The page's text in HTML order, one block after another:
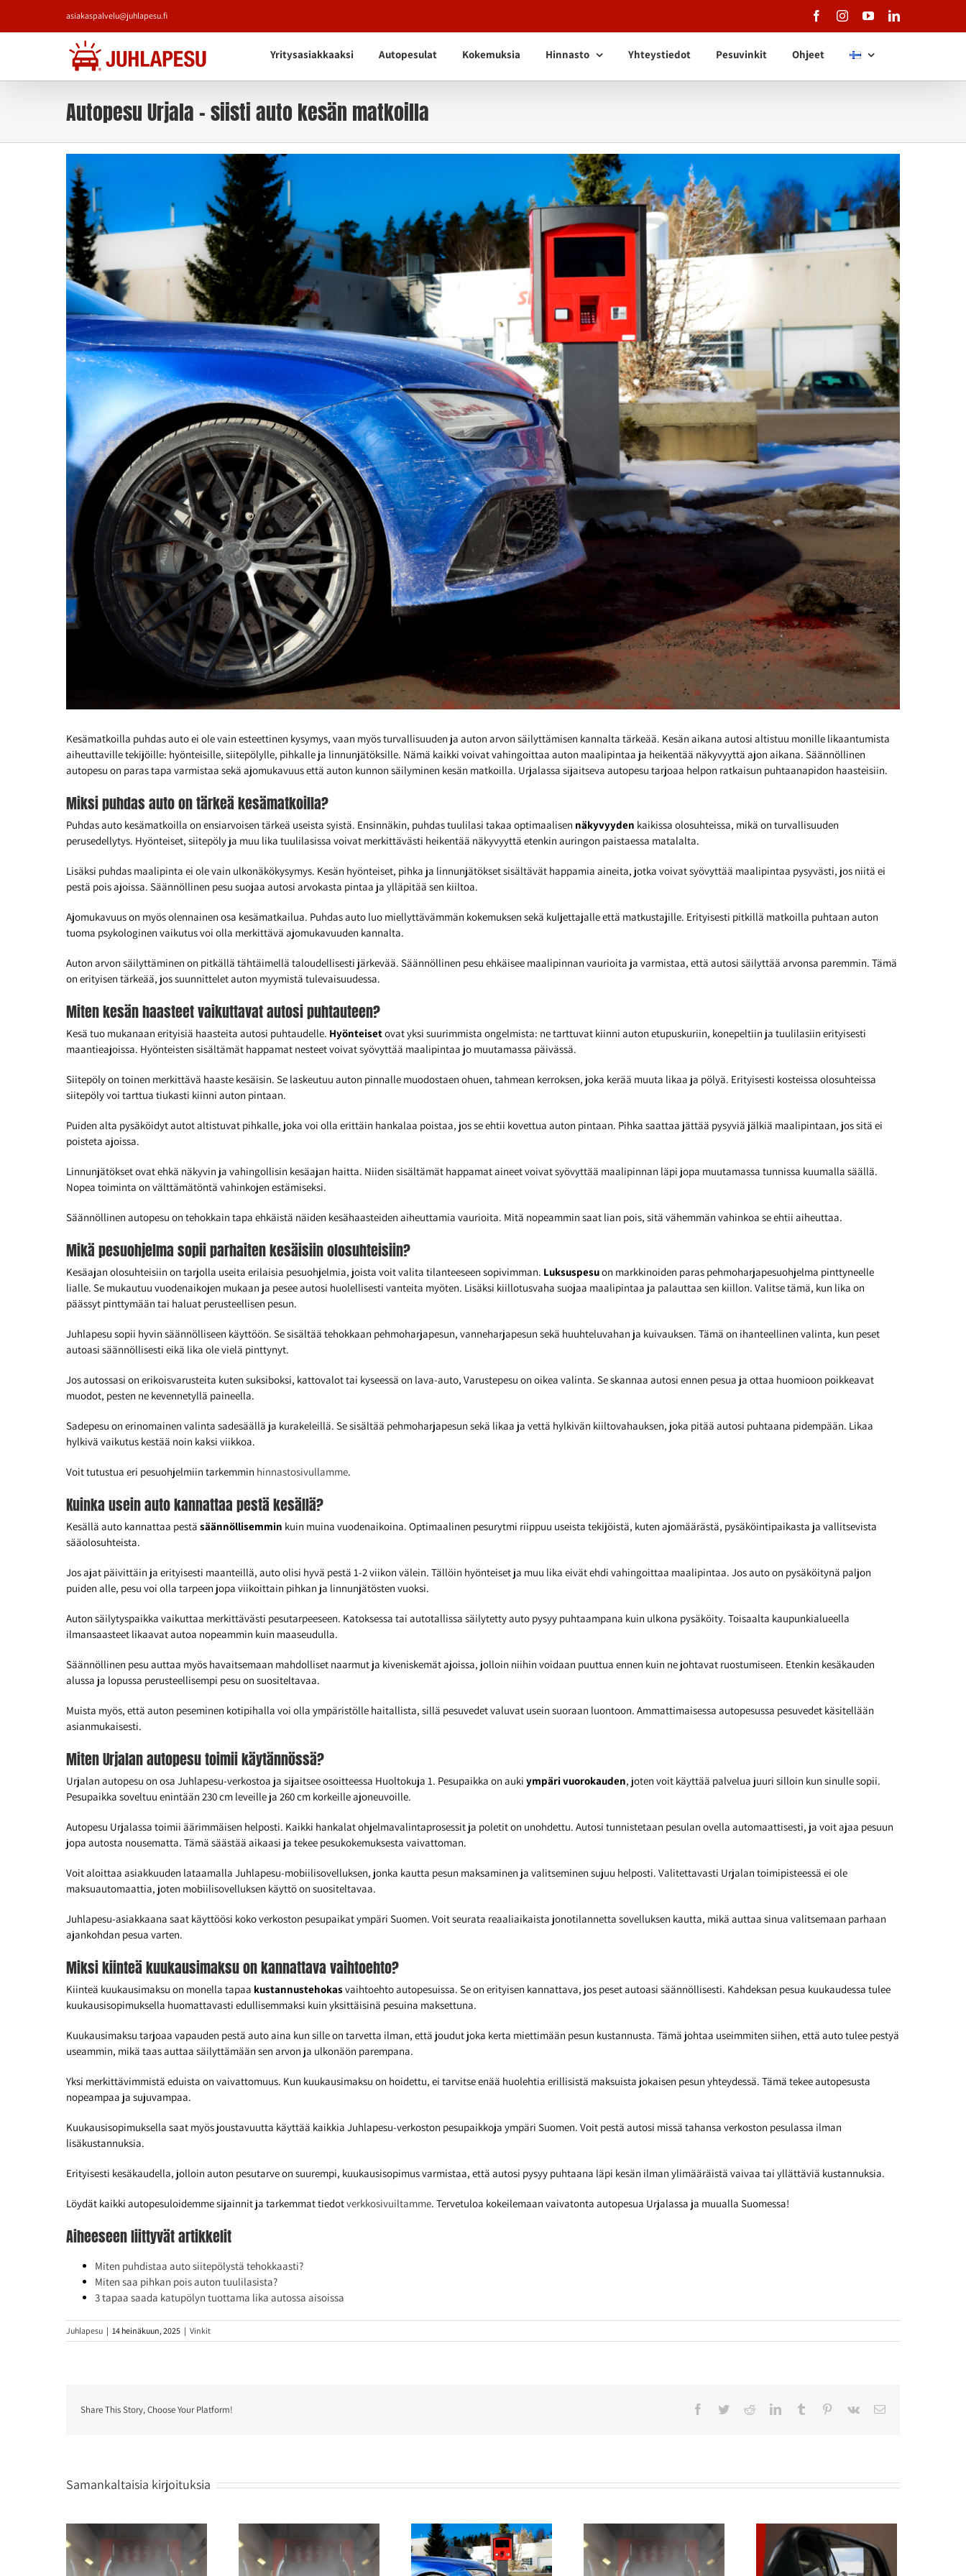
asiakaspalvelu@juhlapesu.fi FacebookInstagramYouTubeLinkedIn
Yritysasiakkaaksi Autopesulat Kokemuksia Hinnasto Yhteystiedot Pesuvinkit Ohjeet
Autopesu Urjala – siisti auto kesän matkoilla
Katso
kuvaa
isompana
Kesämatkoilla puhdas auto ei ole vain esteettinen kysymys, vaan myös turvallisuuden ja auton arvon säilyttämisen kannalta tärkeää. Kesän aikana autosi altistuu monille likaantumista
aiheuttaville tekijöille: hyönteisille, siitepölylle, pihkalle ja linnunjätöksille. Nämä kaikki voivat vahingoittaa auton maalipintaa ja heikentää näkyvyyttä ajon aikana. Säännöllinen
autopesu on paras tapa varmistaa sekä ajomukavuus että auton kunnon säilyminen kesän matkoilla. Urjalassa sijaitseva autopesu tarjoaa helpon ratkaisun puhtaanapidon haasteisiin.
Miksi puhdas auto on tärkeä kesämatkoilla?
Puhdas auto kesämatkoilla on ensiarvoisen tärkeä useista syistä. Ensinnäkin, puhdas tuulilasi takaa optimaalisen näkyvyyden kaikissa olosuhteissa, mikä on turvallisuuden
perusedellytys. Hyönteiset, siitepöly ja muu lika tuulilasissa voivat merkittävästi heikentää näkyvyyttä etenkin auringon paistaessa matalalta.
Lisäksi puhdas maalipinta ei ole vain ulkonäkökysymys. Kesän hyönteiset, pihka ja linnunjätökset sisältävät happamia aineita, jotka voivat syövyttää maalipintaa pysyvästi, jos niitä ei
pestä pois ajoissa. Säännöllinen pesu suojaa autosi arvokasta pintaa ja ylläpitää sen kiiltoa.
Ajomukavuus on myös olennainen osa kesämatkailua. Puhdas auto luo miellyttävämmän kokemuksen sekä kuljettajalle että matkustajille. Erityisesti pitkillä matkoilla puhtaan auton
tuoma psykologinen vaikutus voi olla merkittävä ajomukavuuden kannalta.
Auton arvon säilyttäminen on pitkällä tähtäimellä taloudellisesti järkevää. Säännöllinen pesu ehkäisee maalipinnan vaurioita ja varmistaa, että autosi säilyttää arvonsa paremmin. Tämä
on erityisen tärkeää, jos suunnittelet auton myymistä tulevaisuudessa.
Miten kesän haasteet vaikuttavat autosi puhtauteen?
Kesä tuo mukanaan erityisiä haasteita autosi puhtaudelle. Hyönteisetovat yksi suurimmista ongelmista: ne tarttuvat kiinni auton etupuskuriin, konepeltiin ja tuulilasiin erityisesti
maantieajoissa. Hyönteisten sisältämät happamat nesteet voivat syövyttää maalipintaa jo muutamassa päivässä.
Siitepöly on toinen merkittävä haaste kesäisin. Se laskeutuu auton pinnalle muodostaen ohuen, tahmean kerroksen, joka kerää muuta likaa ja pölyä. Erityisesti kosteissa olosuhteissa
siitepöly voi tarttua tiukasti kiinni auton pintaan.
Puiden alta pysäköidyt autot altistuvat pihkalle, joka voi olla erittäin hankalaa poistaa, jos se ehtii kovettua auton pintaan. Pihka saattaa jättää pysyviä jälkiä maalipintaan, jos sitä ei
poisteta ajoissa.
Linnunjätökset ovat ehkä näkyvin ja vahingollisin kesäajan haitta. Niiden sisältämät happamat aineet voivat syövyttää maalipinnan läpi jopa muutamassa tunnissa kuumalla säällä.
Nopea toiminta on välttämätöntä vahinkojen estämiseksi.
Säännöllinen autopesu on tehokkain tapa ehkäistä näiden kesähaasteiden aiheuttamia vaurioita. Mitä nopeammin saat lian pois, sitä vähemmän vahinkoa se ehtii aiheuttaa.
Mikä pesuohjelma sopii parhaiten kesäisiin olosuhteisiin?
Kesäajan olosuhteisiin on tarjolla useita erilaisia pesuohjelmia, joista voit valita tilanteeseen sopivimman. Luksuspesuon markkinoiden paras pehmoharjapesuohjelma pinttyneelle
lialle. Se mukautuu vuodenaikojen mukaan ja pesee autosi huolellisesti vanteita myöten. Lisäksi kiillotusvaha suojaa maalipintaa ja palauttaa sen kiillon. Valitse tämä, kun lika on
päässyt pinttymään tai haluat perusteellisen pesun.
Juhlapesu sopii hyvin säännölliseen käyttöön. Se sisältää tehokkaan pehmoharjapesun, vanneharjapesun sekä huuhteluvahan ja kuivauksen. Tämä on ihanteellinen valinta, kun peset
autoasi säännöllisesti eikä lika ole vielä pinttynyt.
Jos autossasi on erikoisvarusteita kuten suksiboksi, kattovalot tai kyseessä on lava-auto, Varustepesu on oikea valinta. Se skannaa autosi ennen pesua ja ottaa huomioon poikkeavat
muodot, pesten ne kevennetyllä paineella.
Sadepesu on erinomainen valinta sadesäällä ja kurakeleillä. Se sisältää pehmoharjapesun sekä likaa ja vettä hylkivän kiiltovahauksen, joka pitää autosi puhtaana pidempään. Likaa
hylkivä vaikutus kestää noin kaksi viikkoa.
Voit tutustua eri pesuohjelmiin tarkemmin hinnastosivullamme.
Kuinka usein auto kannattaa pestä kesällä?
Kesällä auto kannattaa pestä säännöllisemmin kuin muina vuodenaikoina. Optimaalinen pesurytmi riippuu useista tekijöistä, kuten ajomäärästä, pysäköintipaikasta ja vallitsevista
sääolosuhteista.
Jos ajat päivittäin ja erityisesti maanteillä, auto olisi hyvä pestä 1-2 viikon välein. Tällöin hyönteiset ja muu lika eivät ehdi vahingoittaa maalipintaa. Jos auto on pysäköitynä paljon
puiden alle, pesu voi olla tarpeen jopa viikoittain pihkan ja linnunjätösten vuoksi.
Auton säilytyspaikka vaikuttaa merkittävästi pesutarpeeseen. Katoksessa tai autotallissa säilytetty auto pysyy puhtaampana kuin ulkona pysäköity. Toisaalta kaupunkialueella
ilmansaasteet likaavat autoa nopeammin kuin maaseudulla.
Säännöllinen pesu auttaa myös havaitsemaan mahdolliset naarmut ja kiveniskemät ajoissa, jolloin niihin voidaan puuttua ennen kuin ne johtavat ruostumiseen. Etenkin kesäkauden
alussa ja lopussa perusteellisempi pesu on suositeltavaa.
Muista myös, että auton peseminen kotipihalla voi olla ympäristölle haitallista, sillä pesuvedet valuvat usein suoraan luontoon. Ammattimaisessa autopesussa pesuvedet käsitellään
asianmukaisesti.
Miten Urjalan autopesu toimii käytännössä?
Urjalan autopesu on osa Juhlapesu-verkostoa ja sijaitsee osoitteessa Huoltokuja 1. Pesupaikka on auki ympäri vuorokauden, joten voit käyttää palvelua juuri silloin kun sinulle sopii.
Pesupaikka soveltuu enintään 230 cm leveille ja 260 cm korkeille ajoneuvoille.
Autopesu Urjalassa toimii äärimmäisen helposti. Kaikki hankalat ohjelmavalintaprosessit ja poletit on unohdettu. Autosi tunnistetaan pesulan ovella automaattisesti, ja voit ajaa pesuun
jopa autosta nousematta. Tämä säästää aikaasi ja tekee pesukokemuksesta vaivattoman.
Voit aloittaa asiakkuuden lataamalla Juhlapesu-mobiilisovelluksen, jonka kautta pesun maksaminen ja valitseminen sujuu helposti. Valitettavasti Urjalan toimipisteessä ei ole
maksuautomaattia, joten mobiilisovelluksen käyttö on suositeltavaa.
Juhlapesu-asiakkaana saat käyttöösi koko verkoston pesupaikat ympäri Suomen. Voit seurata reaaliaikaista jonotilannetta sovelluksen kautta, mikä auttaa sinua valitsemaan parhaan
ajankohdan pesua varten.
Miksi kiinteä kuukausimaksu on kannattava vaihtoehto?
Kiinteä kuukausimaksu on monella tapaa kustannustehokasvaihtoehto autopesuissa. Se on erityisen kannattava, jos peset autoasi säännöllisesti. Kahdeksan pesua kuukaudessa tulee
kuukausisopimuksella huomattavasti edullisemmaksi kuin yksittäisinä pesuina maksettuna.
Kuukausimaksu tarjoaa vapauden pestä auto aina kun sille on tarvetta ilman, että joudut joka kerta miettimään pesun kustannusta. Tämä johtaa useimmiten siihen, että auto tulee pestyä
useammin, mikä taas auttaa säilyttämään sen arvon ja ulkonäön parempana.
Yksi merkittävimmistä eduista on vaivattomuus. Kun kuukausimaksu on hoidettu, ei tarvitse enää huolehtia erillisistä maksuista jokaisen pesun yhteydessä. Tämä tekee autopesusta
nopeampaa ja sujuvampaa.
Kuukausisopimuksella saat myös joustavuutta käyttää kaikkia Juhlapesu-verkoston pesupaikkoja ympäri Suomen. Voit pestä autosi missä tahansa verkoston pesulassa ilman
lisäkustannuksia.
Erityisesti kesäkaudella, jolloin auton pesutarve on suurempi, kuukausisopimus varmistaa, että autosi pysyy puhtaana läpi kesän ilman ylimääräistä vaivaa tai yllättäviä kustannuksia.
Löydät kaikki autopesuloidemme sijainnit ja tarkemmat tiedotverkkosivuiltamme. Tervetuloa kokeilemaan vaivatonta autopesua Urjalassa ja muualla Suomessa!
Aiheeseen liittyvät artikkelit
Miten puhdistaa auto siitepölystä tehokkaasti?
Miten saa pihkan pois auton tuulilasista?
3 tapaa saada katupölyn tuottama lika autossa aisoissa
Juhlapesu | 14 heinäkuun, 2025 | Vinkit
Share This Story, Choose Your Platform! Facebook
TwitterRedditLinkedInTumblr Pinterest
Vk Sähköposti
Samankaltaisia kirjoituksia